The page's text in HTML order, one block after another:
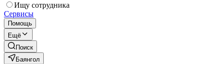
Ищу сотрудника
Сервисы
Помощь
Ещё
Поиск
Баянгол